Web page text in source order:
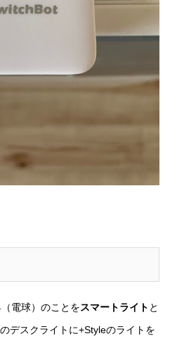
電球）のことをスマートライト と
デスクライトに+Styleのライトを